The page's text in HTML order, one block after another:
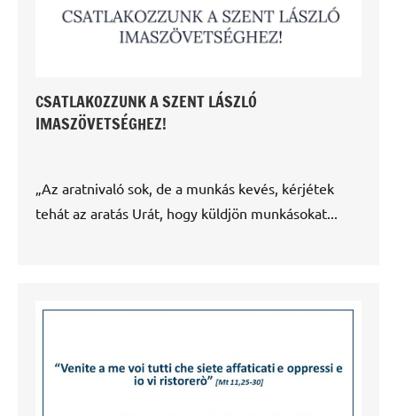
CSATLAKOZZUNK A SZENT LÁSZLÓ
IMASZÖVETSÉGHEZ!
„Az aratnivaló sok, de a munkás kevés, kérjétek
tehát az aratás Urát, hogy küldjön munkásokat...